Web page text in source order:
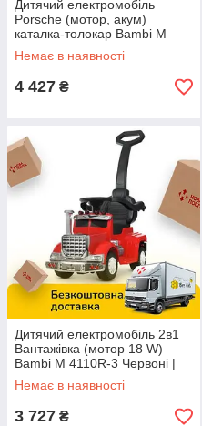
Дитячий електромобіль
Porsche (мотор, акум)
каталка-толокар Bambi M
3592L-2 Чорний
Немає в наявності
4 427 ₴
Дитячий електромобіль 2в1
Вантажівка (мотор 18 W)
Bambi M 4110R-3 Червоні |
Каталка толокар з
батьківською ручкою
Немає в наявності
3 727 ₴